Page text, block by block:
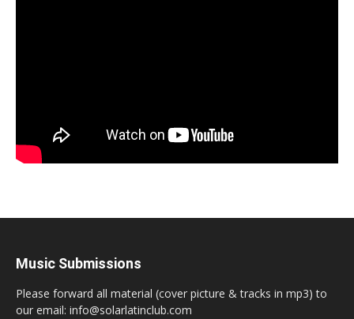
Music Submissions
Please forward all material (cover picture & tracks in mp3) to
our email: info@solarlatinclub.com